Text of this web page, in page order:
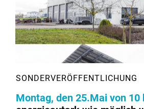
Montag, den 25.Mai von 10